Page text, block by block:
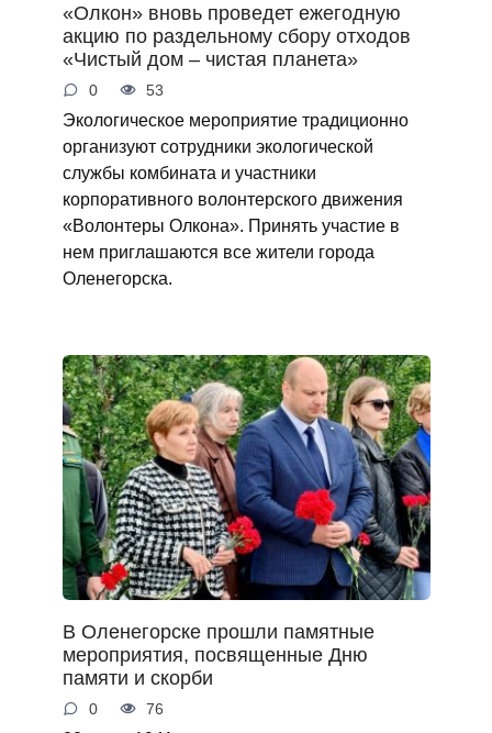
«Олкон» вновь проведет ежегодную
акцию по раздельному сбору отходов
«Чистый дом – чистая планета»
0 53
Экологическое мероприятие традиционно
организуют сотрудники экологической
службы комбината и участники
корпоративного волонтерского движения
«Волонтеры Олкона». Принять участие в
нем приглашаются все жители города
Оленегорска.
В Оленегорске прошли памятные
мероприятия, посвященные Дню
памяти и скорби
0 76